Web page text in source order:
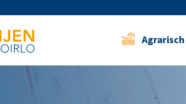
Agrarisch